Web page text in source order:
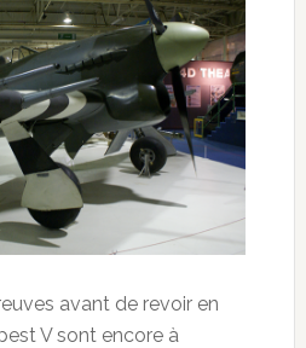
avant de revoir en
V sont encore à